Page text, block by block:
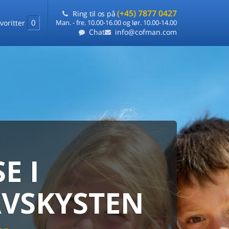
0
Ring til os på (+45) 7877 0427
Man. - fre. 10.00-16.00 og lør. 10.00-14.00
Chat info@cofman.com
I
laveste pris
ét sted